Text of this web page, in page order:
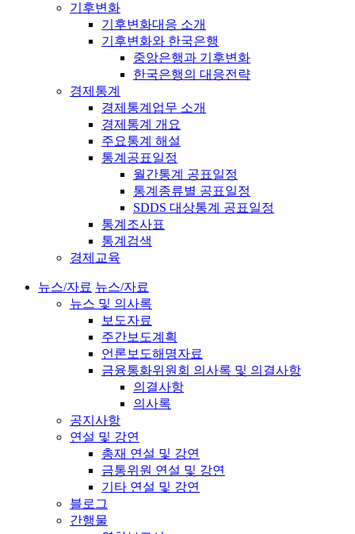
기후변화
기후변화대응 소개
기후변화와 한국은행
중앙은행과 기후변화
한국은행의 대응전략
경제통계
경제통계업무 소개
경제통계 개요
주요통계 해설
통계공표일정
월간통계 공표일정
통계종류별 공표일정
SDDS 대상통계 공표일정
통계조사표
통계검색
경제교육
뉴스/자료 뉴스/자료
뉴스 및 의사록
보도자료
주간보도계획
언론보도해명자료
금융통화위원회 의사록 및 의결사항
의결사항
의사록
공지사항
연설 및 강연
총재 연설 및 강연
금통위원 연설 및 강연
기타 연설 및 강연
블로그
간행물